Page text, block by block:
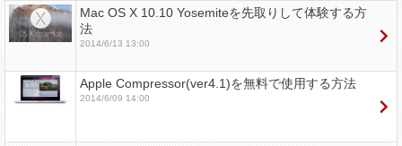
Mac OS X 10.10 Yosemiteを先取りして体験する方
法
2014/6/13 13:00
Apple Compressor(ver4.1)を無料で使用する方法
2014/6/09 14:00